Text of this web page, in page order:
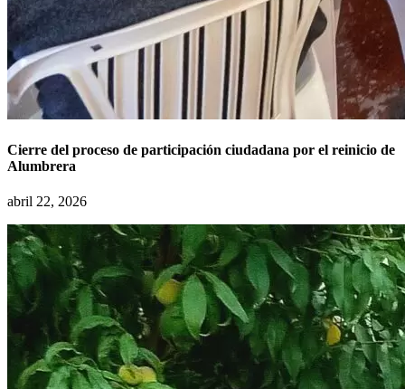
Cierre del proceso de participación ciudadana por el reinicio de
Alumbrera
abril 22, 2026